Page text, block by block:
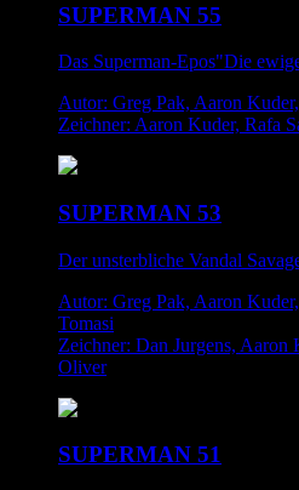
SUPERMAN 55
Das Superman-Epos"Die
Autor: Greg Pak, Aaron
Zeichner: Aaron Kuder, Rafa
SUPERMAN 53
Der unsterbliche Vandal
Autor: Greg Pak, Aaron
Tomasi
Zeichner: Dan Jurgens, Aaron
Oliver
SUPERMAN 51